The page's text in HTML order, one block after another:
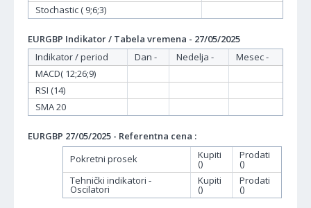
Stochastic ( 9;6;3)
EURGBP Indikator / Tabela vremena - 27/05/2025
Indikator / period
Dan - Nedelja -
Mesec -
MACD( 12;26;9)
RSI (14)
SMA 20
EURGBP 27/05/2025 - Referentna cena :
Pokretni prosek
Kupiti
()
Prodati
()
Tehnički indikatori -
Oscilatori
Kupiti
()
Prodati
()